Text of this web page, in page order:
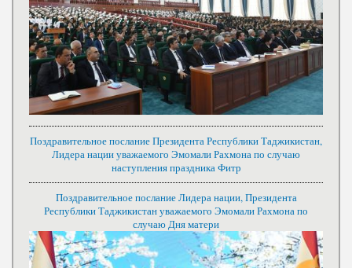
Поздравительное послание Президента Республики Таджикистан,
Лидера нации уважаемого Эмомали Рахмона по случаю
наступления праздника Фитр
Поздравительное послание Лидера нации, Президента
Республики Таджикистан уважаемого Эмомали Рахмона по
случаю Дня матери